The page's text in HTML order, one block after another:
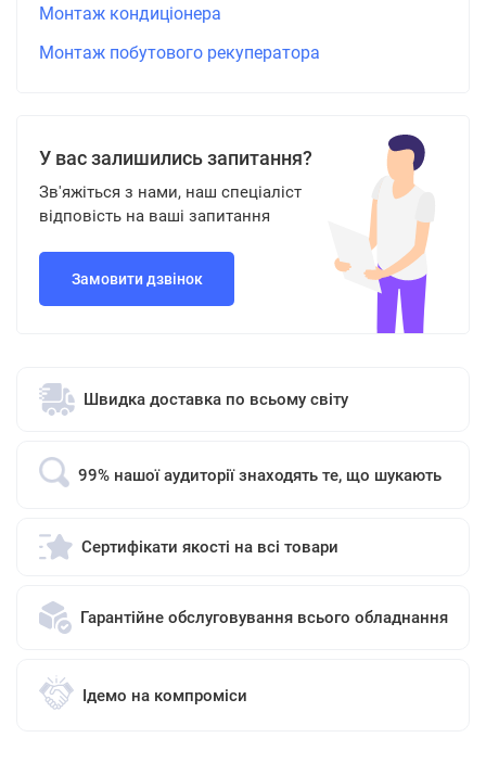
Монтаж кондиціонера
Монтаж побутового рекуператора
У вас залишились запитання?
Зв'яжіться з нами, наш спеціаліст
відповість на ваші запитання
Замовити дзвінок
Швидка доставка по всьому світу
99% нашої аудиторії знаходять те, що шукають
Сертифікати якості на всі товари
Гарантійне обслуговування всього обладнання
Ідемо на компроміси